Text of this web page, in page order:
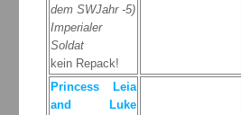
dem SWJahr -5)
Imperialer
Soldat
kein Repack!
Princess Leia
and Luke